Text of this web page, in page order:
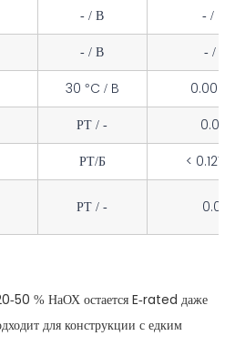
- / В
- / <
- / В
- /
30 °C / B
0.000
РТ / -
РТ/Б
< 0.127
РТ / -
50 % НаОХ остается E-rated даже
для конструкции с едким